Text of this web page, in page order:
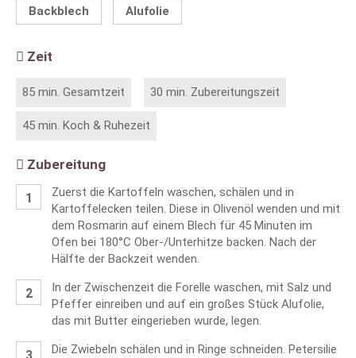
Backblech Alufolie
Zeit
85 min. Gesamtzeit 30 min. Zubereitungszeit
45 min. Koch & Ruhezeit
Zubereitung
Zuerst die Kartoffeln waschen, schälen und in
Kartoffelecken teilen. Diese in Olivenöl wenden und mit
dem Rosmarin auf einem Blech für 45 Minuten im
Ofen bei 180°C Ober-/Unterhitze backen. Nach der
Hälfte der Backzeit wenden.
In der Zwischenzeit die Forelle waschen, mit Salz und
Pfeffer einreiben und auf ein großes Stück Alufolie,
das mit Butter eingerieben wurde, legen.
Die Zwiebeln schälen und in Ringe schneiden. Petersilie